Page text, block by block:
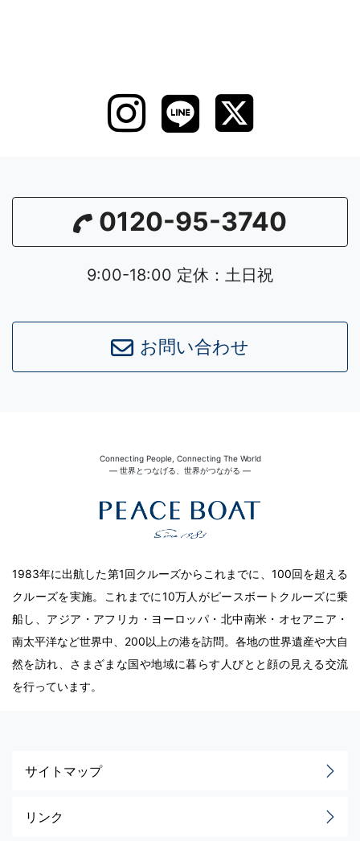
0120-95-3740
9:00-18:00 定休：土日祝
お問い合わせ
Connecting People, Connecting The World
― 世界とつなげる、世界がつながる ―
1983年に出航した第1回クルーズからこれまでに、100回を超える
クルーズを実施。これまでに10万人がピースボートクルーズに乗
船し、アジア・アフリカ・ヨーロッパ・北中南米・オセアニア・
南太平洋など世界中、200以上の港を訪問。各地の世界遺産や大自
然を訪れ、さまざまな国や地域に暮らす人びとと顔の見える交流
を行っています。
サイトマップ
リンク